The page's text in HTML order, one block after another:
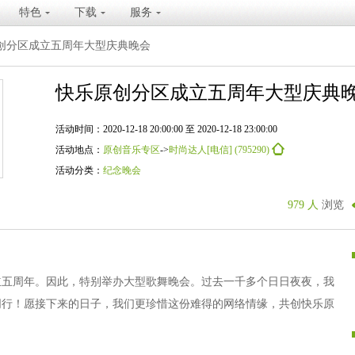
特色 下载 服务
分区成立五周年大型庆典晚会
快乐原创分区成立五周年大型庆典
活动时间：2020-12-18 20:00:00 至 2020-12-18 23:00:00
活动地点： 原创音乐专区->时尚达人[电信] (795290)
活动分类： 纪念晚会
979 人 浏览
周年。因此，特别举办大型歌舞晚会。过去一千多个日日夜夜，我
！愿接下来的日子，我们更珍惜这份难得的网络情缘，共创快乐原